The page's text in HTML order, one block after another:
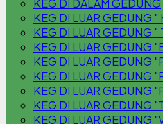
KEG DI DALAM GEDUNG
KEG DI LUAR GEDUNG
KEG DI LUAR GEDUNG
KEG DI LUAR GEDUNG
KEG DI LUAR GEDUNG
KEG DI LUAR GEDUNG
KEG DI LUAR GEDUNG
KEG DI LUAR GEDUNG
KEG DI LUAR GEDUNG